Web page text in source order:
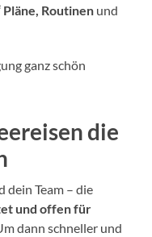
Pläne, Routinen und
ganz schön
die
dein Team – die
und offen für
dann schneller und